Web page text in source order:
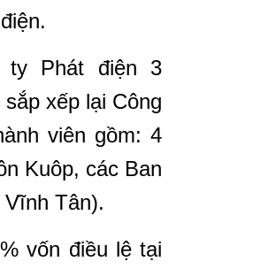
ty Phát điện 3
xếp lại Công
viên gồm: 4
Kuôp, các Ban
Tân).
vốn điều lệ tại